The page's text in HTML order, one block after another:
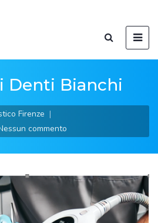
Denti Bianchi
Firenze
commento